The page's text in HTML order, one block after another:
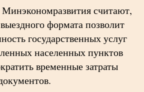
считают,
формата позволит
государственных услуг
населенных пунктов
временные затраты